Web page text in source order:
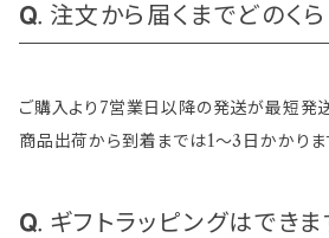
注文から届くまでどのく
ご購入より7営業日以降の発送が最短発送
商品出荷から到着までは1～3日かかりま
ギフトラッピングはでき